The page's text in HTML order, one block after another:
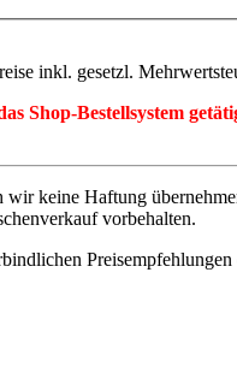
inkl. gesetzl.
Shop-Bestellsystem
keine Haftung
vorbehalten.